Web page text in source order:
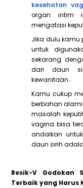
kesehatan
organ intim
mengatasi
Jika dulu kamu
untuk
sekarang
dari daun
kewanitaan.
Kamu cukup
berbahan
masalah
vagina bisa
andalkan
daun sirih
Resik-V Godokan
Terbaik yang Harus